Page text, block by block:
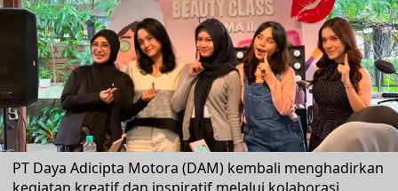
PT Daya Adicipta Motora (DAM) kembali menghadirkan